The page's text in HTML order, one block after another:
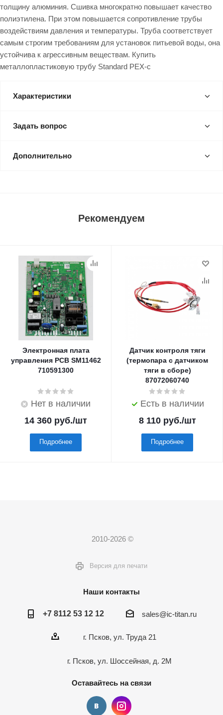
толщину алюминия. Сшивка многократно повышает качество
полиэтилена. При этом повышается сопротивление трубы
воздействиям давления и температуры. Труба соответствует
самым строгим требованиям для установок питьевой воды, она
устойчива к агрессивным веществам. Купить
металлопластиковую трубу Standard PEX-c
Характеристики
Задать вопрос
Дополнительно
Рекомендуем
Электронная плата
управления PCB SM11462
710591300
Нет в наличии
14 360 руб./шт
Подробнее
Датчик контроля тяги
(термопара с датчиком
тяги в сборе)
87072060740
Есть в наличии
8 110руб./шт
Подробнее
2010-2026 ©
Версия для печати
Наши контакты
+7 8112 53 12 12 sales@ic-titan.ru
г. Псков, ул. Труда 21
г. Псков, ул. Шоссейная, д. 2М
Оставайтесь на связи